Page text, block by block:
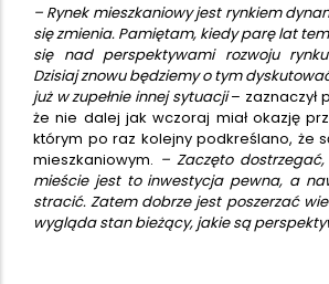
– Rynek mieszkaniowy jest rynkiem
się zmienia. Pamiętam, kiedy parę lat
się nad perspektywami rozwoju
Dzisiaj znowu będziemy o tym
już w zupełnie innej sytuacji– zaznaczył
że nie dalej jak wczoraj miał okazję
którym po raz kolejny podkreślano, że
mieszkaniowym. – Zaczęto
mieście jest to inwestycja pewna, a
stracić. Zatem dobrze jest poszerzać
wygląda stan bieżący, jakie są